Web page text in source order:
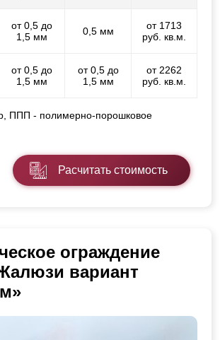
от 0,5 до
1,5 мм
0,5 мм
от 1713
руб. кв.м.
от 0,5 до
1,5 мм
от 0,5 до
1,5 мм
от 2262
руб. кв.м.
ППП - полимерно-порошковое
Расчитать стоимость
ограждение
вариант